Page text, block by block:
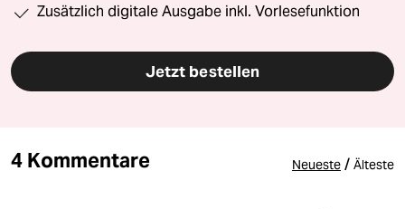
Zusätzlich digitale Ausgabe inkl. Vorlesefunktion
Jetzt bestellen
4 Kommentare Neueste / Älteste